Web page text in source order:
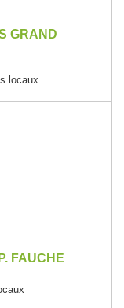
GRAND
locaux
FAUCHE